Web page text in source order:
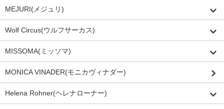
MEJURI(メジュリ)
Wolf Circus(ウルフサーカス)
MISSOMA(ミッソマ)
MONICA VINADER(モニカヴィナダー)
Helena Rohner(ヘレナローナー)